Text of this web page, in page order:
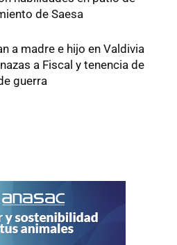
de Saesa
a madre e hijo en Valdivia
a Fiscal y tenencia de
guerra